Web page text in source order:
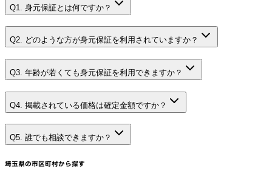
Q1. 身元保証とは何ですか？
Q2. どのような方が身元保証を利用されていますか？
Q3. 年齢が若くても身元保証を利用できますか？
Q4. 掲載されている価格は確定金額ですか？
Q5. 誰でも相談できますか？
埼玉県の市区町村から探す